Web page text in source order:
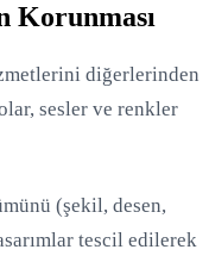
Korunması
diğerlerinden
sesler ve renkler
(şekil, desen,
tescil edilerek